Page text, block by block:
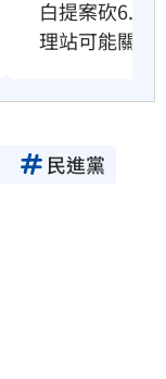
白提案砍6.6
理站可能關門
民進黨